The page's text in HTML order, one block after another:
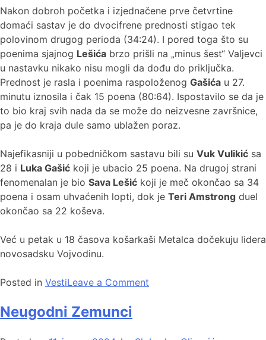
Nakon dobroh početka i izjednačene prve četvrtine
domaći sastav je do dvocifrene prednosti stigao tek
polovinom drugog perioda (34:24). I pored toga što su
poenima sjajnog Lešića brzo prišli na „minus šest“ Valjevci
u nastavku nikako nisu mogli da dođu do priključka.
Prednost je rasla i poenima raspoloženog Gašića u 27.
minutu iznosila i čak 15 poena (80:64). Ispostavilo se da je
to bio kraj svih nada da se može do neizvesne završnice,
pa je do kraja dule samo ublažen poraz.
Najefikasniji u pobedničkom sastavu bili su Vuk Vulikić sa
28 i Luka Gašić koji je ubacio 25 poena. Na drugoj strani
fenomenalan je bio Sava Lešić koji je meč okončao sa 34
poena i osam uhvaćenih lopti, dok je Teri Amstrong duel
okončao sa 22 koševa.
Već u petak u 18 časova košarkaši Metalca dočekuju lidera
novosadsku Vojvodinu.
Posted in VestiLeave a Comment
Neugodni Zemunci